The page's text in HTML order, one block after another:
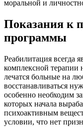
моральной и
Показания к
программы
Реабилитация всегда
комплексной терапии
лечатся больные на
восстанавливаться
особенно необходим
которых начала
психоактивным
условии, что нет